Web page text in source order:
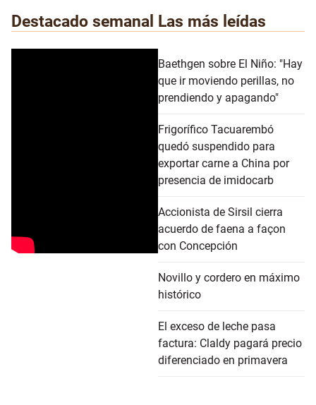
Destacado semanal Las más leídas
Baethgen sobre El Niño: "Hay
que ir moviendo perillas, no
prendiendo y apagando"
Frigorífico Tacuarembó
quedó suspendido para
exportar carne a China por
presencia de imidocarb
Accionista de Sirsil cierra
acuerdo de faena a façon
con Concepción
Novillo y cordero en máximo
histórico
El exceso de leche pasa
factura: Claldy pagará precio
diferenciado en primavera